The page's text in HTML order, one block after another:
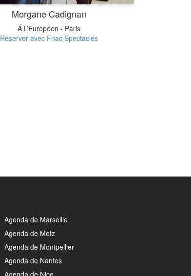
Morgane Cadignan
Á L’Européen - Paris
Réserver avec Fnac Spectacles
Agenda de Marseille
Agenda de Metz
Agenda de Montpellier
Agenda de Nantes
Agenda de Nice